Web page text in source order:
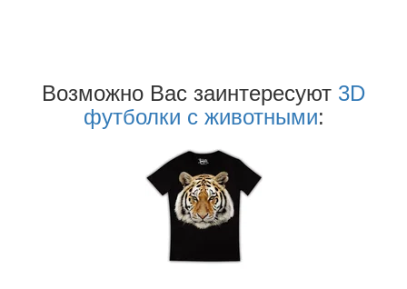
Возможно Ваc заинтересуют 3D
футболки с животными: